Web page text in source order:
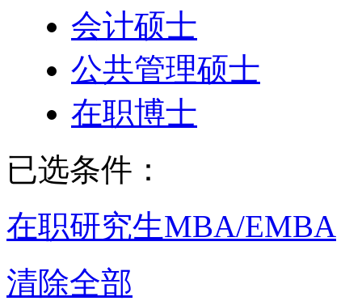
会计硕士
公共管理硕士
在职博士
已选条件：
在职研究生MBA/EMBA
清除全部